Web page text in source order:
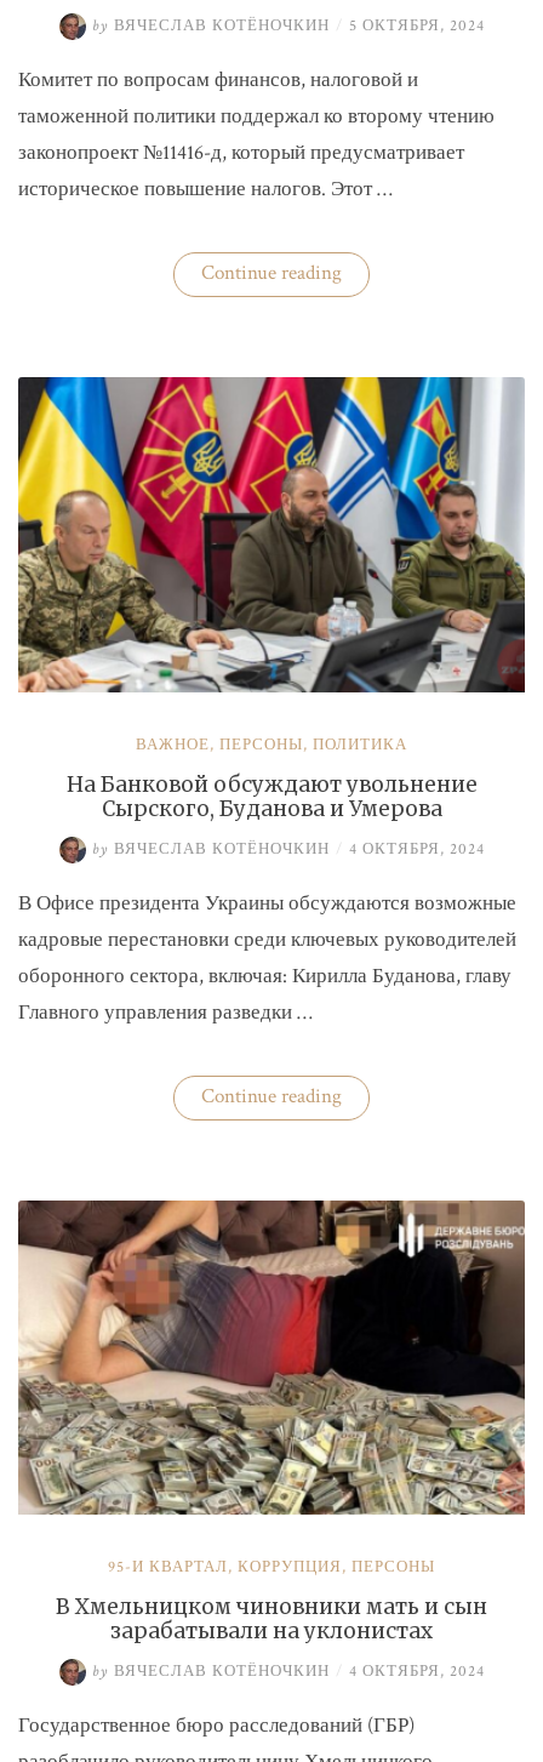
by ВЯЧЕСЛАВ КОТЁНОЧКИН / 5 ОКТЯБРЯ, 2024
Комитет по вопросам финансов, налоговой и
таможенной политики поддержал ко второму чтению
законопроект №11416-д, который предусматривает
историческое повышение налогов. Этот …
Continue reading«Комитет
ВР
налогов»
ВАЖНОЕ, ПЕРСОНЫ, ПОЛИТИКА
На Банковой обсуждают увольнение
Сырского, Буданова и Умерова
by ВЯЧЕСЛАВ КОТЁНОЧКИН / 4 ОКТЯБРЯ, 2024
В Офисе президента Украины обсуждаются возможные
кадровые перестановки среди ключевых руководителей
оборонного сектора, включая: Кирилла Буданова, главу
Главного управления разведки …
Continue reading«На
Банковой
Буданова
и
Умерова»
95-Й КВАРТАЛ, КОРРУПЦИЯ, ПЕРСОНЫ
В Хмельницком чиновники мать и сын
зарабатывали на уклонистах
by ВЯЧЕСЛАВ КОТЁНОЧКИН / 4 ОКТЯБРЯ, 2024
Государственное бюро расследований (ГБР)